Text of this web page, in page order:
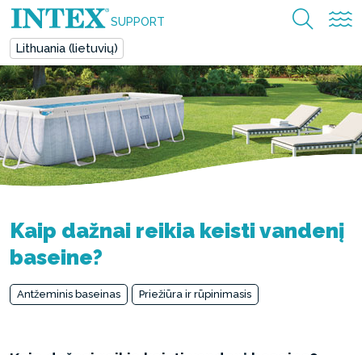
SUPPORT
Lithuania (lietuvių)
Kaip dažnai reikia keisti vandenį
baseine?
Antžeminis baseinas Priežiūra ir rūpinimasis